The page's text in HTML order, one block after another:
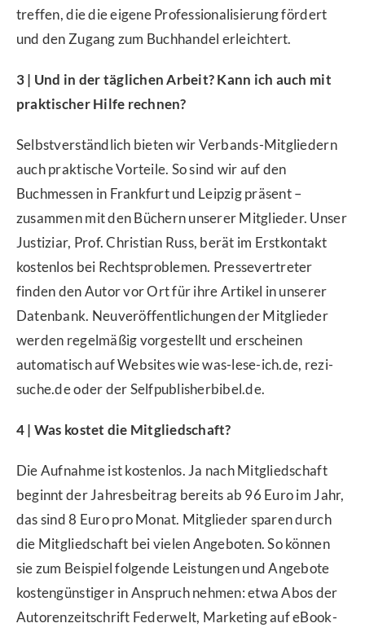
treffen, die die eigene Professionalisierung fördert
und den Zugang zum Buchhandel erleichtert.
3 | Und in der täglichen Arbeit? Kann ich auch mit
praktischer Hilfe rechnen?
Selbstverständlich bieten wir Verbands-Mitgliedern
auch praktische Vorteile. So sind wir auf den
Buchmessen in Frankfurt und Leipzig präsent –
zusammen mit den Büchern unserer Mitglieder. Unser
Justiziar, Prof. Christian Russ, berät im Erstkontakt
kostenlos bei Rechtsproblemen. Pressevertreter
finden den Autor vor Ort für ihre Artikel in unserer
Datenbank. Neuveröffentlichungen der Mitglieder
werden regelmäßig vorgestellt und erscheinen
automatisch auf Websites wie was-lese-ich.de, rezi-
suche.de oder der Selfpublisherbibel.de.
4 | Was kostet die Mitgliedschaft?
Die Aufnahme ist kostenlos. Ja nach Mitgliedschaft
beginnt der Jahresbeitrag bereits ab 96 Euro im Jahr,
das sind 8 Euro pro Monat. Mitglieder sparen durch
die Mitgliedschaft bei vielen Angeboten. So können
sie zum Beispiel folgende Leistungen und Angebote
kostengünstiger in Anspruch nehmen: etwa Abos der
Autorenzeitschrift Federwelt, Marketing auf eBook-